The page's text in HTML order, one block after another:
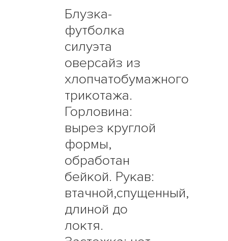
Блузка-
футболка
силуэта
оверсайз из
хлопчатобумажного
трикотажа.
Горловина:
вырез круглой
формы,
обработан
бейкой. Рукав:
втачной,спущенный,
длиной до
локтя.